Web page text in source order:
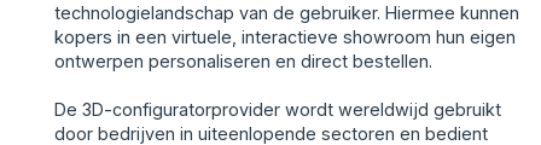
technologielandschap van de gebruiker. Hiermee kunnen
kopers in een virtuele, interactieve showroom hun eigen
ontwerpen personaliseren en direct bestellen.
De 3D-configuratorprovider wordt wereldwijd gebruikt
door bedrijven in uiteenlopende sectoren en bedient